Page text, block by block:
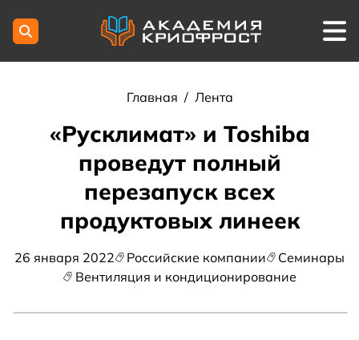
Главная / Лента
«Русклимат» и Toshiba
проведут полный
перезапуск всех
продуктовых линеек
26 января 2022 Российские компании
Семинары
Вентиляция и кондиционирование